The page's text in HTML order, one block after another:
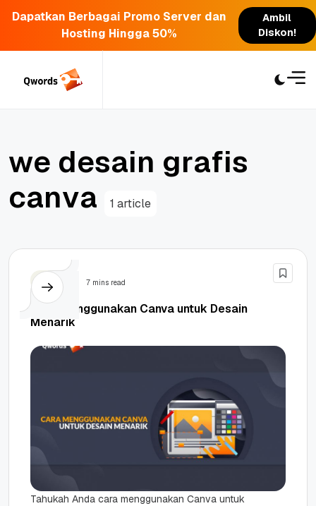
Dapatkan Berbagai Promo Server dan
Hosting Hingga 50%
Ambil
Diskon!
we desain grafis
canva 1 article
Design 7 mins read
Cara Menggunakan Canva untuk Desain
Menarik
Tahukah Anda cara menggunakan Canva untuk